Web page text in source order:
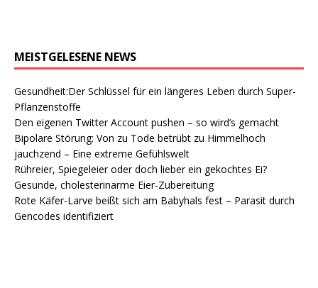
MEISTGELESENE NEWS
Gesundheit:Der Schlüssel für ein längeres Leben durch Super-
Pflanzenstoffe
Den eigenen Twitter Account pushen – so wird’s gemacht
Bipolare Störung: Von zu Tode betrübt zu Himmelhoch
jauchzend – Eine extreme Gefühlswelt
Rühreier, Spiegeleier oder doch lieber ein gekochtes Ei?
Gesunde, cholesterinarme Eier-Zubereitung
Rote Käfer-Larve beißt sich am Babyhals fest – Parasit durch
Gencodes identifiziert